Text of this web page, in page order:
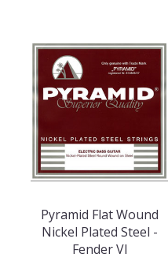
Pyramid Flat Wound
Nickel Plated Steel -
Fender VI